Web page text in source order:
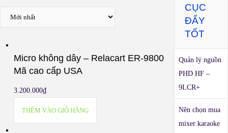
Micro không dây – Relacart ER-9800
Mã cao cấp USA
3.200.000₫
THÊM VÀO GIỎ HÀNG
CỤC
ĐẨY
TỐT
Quản lý nguồn
PHD HF –
9LCR+
Nên chọn mua
mixer karaoke